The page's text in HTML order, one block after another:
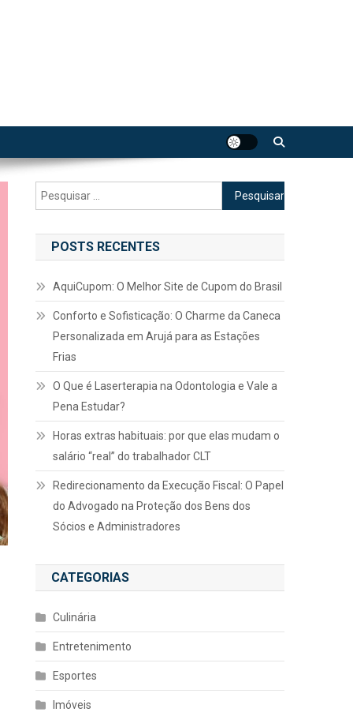
Pesquisar
por:
POSTS RECENTES
AquiCupom: O Melhor Site de Cupom do Brasil
Conforto e Sofisticação: O Charme da Caneca
Personalizada em Arujá para as Estações
Frias
O Que é Laserterapia na Odontologia e Vale a
Pena Estudar?
Horas extras habituais: por que elas mudam o
salário “real” do trabalhador CLT
Redirecionamento da Execução Fiscal: O Papel
do Advogado na Proteção dos Bens dos
Sócios e Administradores
CATEGORIAS
Culinária
Entretenimento
Esportes
Imóveis